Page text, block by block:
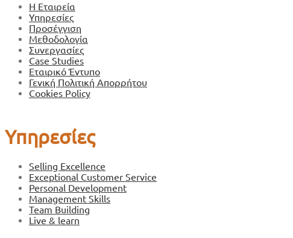
Η Εταιρεία
Υπηρεσίες
Προσέγγιση
Μεθοδολογία
Συνεργασίες
Case Studies
Εταιρικό Έντυπο
Γενική Πολιτική Απορρήτου
Cookies Policy
Υπηρεσίες
Selling Excellence
Exceptional Customer Service
Personal Development
Management Skills
Team Building
Live & learn